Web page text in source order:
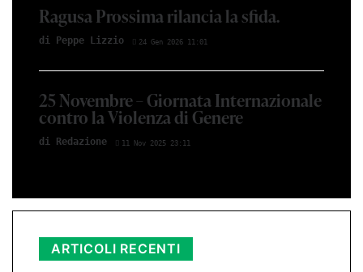
Ragusa Prossima rilancia la sfida.
di Peppe Lizzio 24 Gen 2026 11:01
25 Novembre – Giornata Internazionale
contro la Violenza di Genere
di Redazione 11 Nov 2025 23:11
ARTICOLI RECENTI